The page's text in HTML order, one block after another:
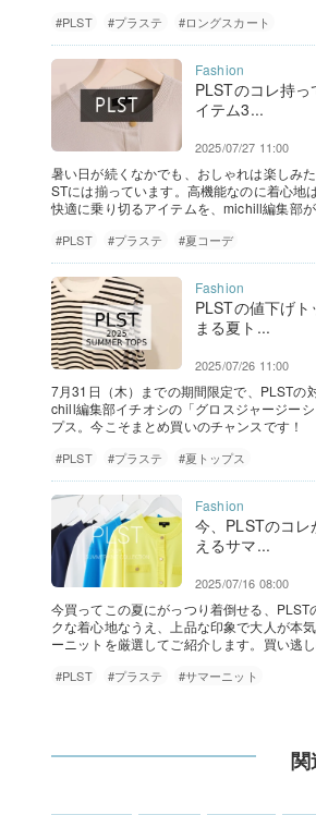
#PLST #プラステ #ロングスカート
PLSTのコレ持
イテム3...
2025/07/27 11:00
暑い日が続くなかでも、おしゃれは楽しみ
STには揃っています。高機能なのに着心地
快適に乗り切るアイテムを、michill編集部
#PLST #プラステ #夏コーデ
PLSTの値下げ
まる夏ト...
2025/07/26 11:00
7月31日（木）までの期間限定で、PLSTの
chill編集部イチオシの「グロスジャージー
プス。今こそまとめ買いのチャンスです！
#PLST #プラステ #夏トップス
今、PLSTのコ
えるサマ...
2025/07/16 08:00
今買ってこの夏にがっつり着倒せる、
クな着心地なうえ、上品な印象で大人が本
ーニットを厳選してご紹介します。買い逃
#PLST #プラステ #サマーニット
関